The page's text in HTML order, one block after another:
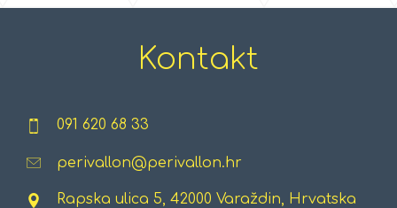
Kontakt
091 620 68 33
perivallon@perivallon.hr
Rapska ulica 5, 42000 Varaždin, Hrvatska